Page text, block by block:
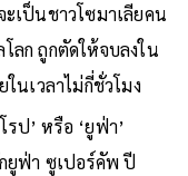
เป็นชาวโซมาเลียคน
ลก ถูกตัดให้จบลงใน
นเวลาไม่กี่ชั่วโมง
ป’ หรือ ‘ยูฟ่า’
ยูฟ่า ซูเปอร์คัพ ปี